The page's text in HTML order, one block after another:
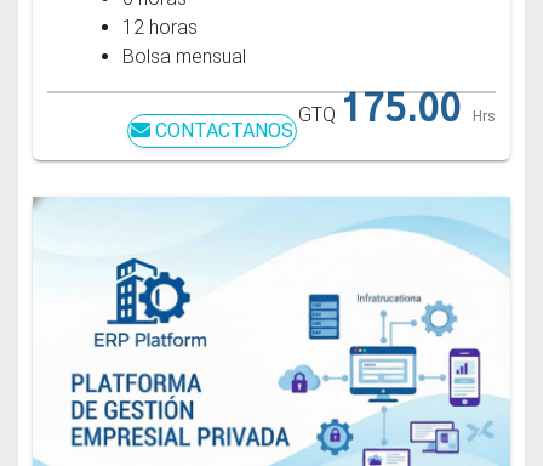
12 horas
Bolsa mensual
GTQ 175.00Hrs
CONTACTANOS